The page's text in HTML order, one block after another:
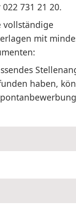
731 21 20.
vollständige
mit
haben,